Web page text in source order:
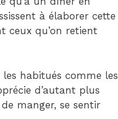
à élaborer cette
qu’on retient
habitués comme les
d’autant plus
manger, se sentir